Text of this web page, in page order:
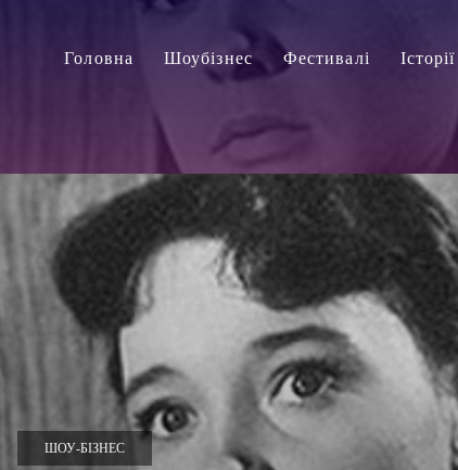
Головна Шоубізнес Фестивалі
ШОУ-БІЗНЕС